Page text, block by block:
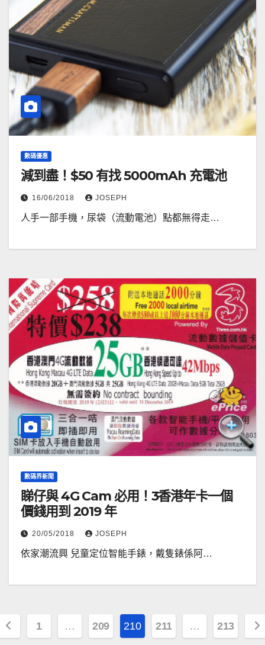
數碼優惠
減到盡！$50 有找 5000mAh 充電池
16/06/2018 JOSEPH
人手一部手機，尿袋（流動電池）點都無得走…
數碼界新聞
睇仔與 4G Cam 必用！3香港年卡一個
價錢用到 2019 年
20/05/2018 JOSEPH
依家潮流興 兒童定位智能手錶，戴隻錶係阿…
1 … 209 210 211 … 213